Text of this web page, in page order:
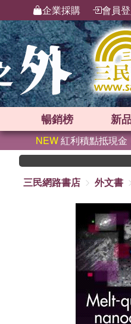
企業採購 會員
暢銷榜 新
NEW紅利積點抵現
三民網路書店
外文書